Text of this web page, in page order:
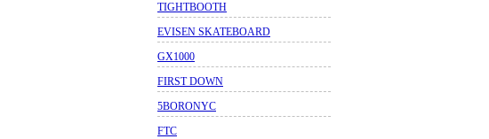
TIGHTBOOTH
EVISEN SKATEBOARD
GX1000
FIRST DOWN
5BORONYC
FTC